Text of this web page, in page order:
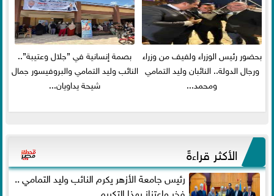
بحضور رئيس الوزراء ولفيف من وزراء
ورجال الدولة.. النائبان وليد التمامي
ومحمد...
بصمة إنسانية في ”جلال وعتيبة”..
النائب وليد التمامي والبروفيسور جمال
شيحة يداويان...
الأكثر قراءةً
رئيس جامعة الأزهر يكرم النائب وليد التمامي ..
فخر واعتزاز بهذا التكريم...